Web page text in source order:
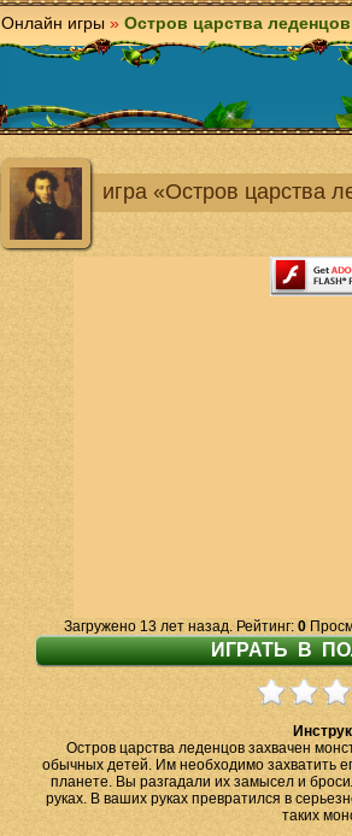
Онлайн игры » Остров царства леденцов
игра «Остров царства
Загружено 13 лет назад. Рейтинг: 0
Остров царства леденцов захвачен
обычных детей. Им необходимо захватить
планете. Вы разгадали их замысел и
руках. В ваших руках превратился в
таких